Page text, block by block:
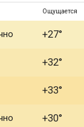
Ощущается
+27°
+32°
+33°
+30°